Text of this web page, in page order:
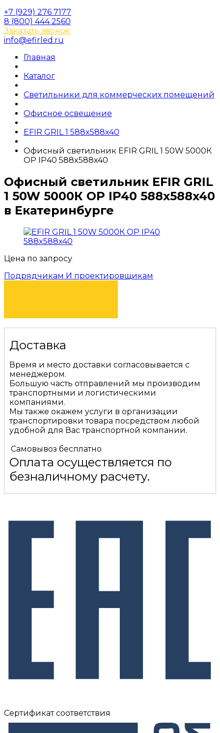
+7 (929) 276 7177
8 (800) 444 2560
Заказать звонок
info@efirled.ru
Главная
Каталог
Светильники для коммерческих помещений
Офисное освещение
EFIR GRIL 1 588x588x40
Офисный светильник EFIR GRIL 1 50W 5000К
OP IP40 588x588x40
Офисный светильник EFIR GRIL
1 50W 5000К OP IP40 588x588x40
в Екатеринбурге
Цена по запросу
Подрядчикам И проектировщикам
Доставка
Время и место доставки согласовывается с
менеджером.
Большую часть отправлений мы производим
транспортными и логистическими
компаниями.
Мы также окажем услуги в организации
транспортировки товара посредством любой
удобной для Вас транспортной компании.
Самовывоз бесплатно
Оплата осуществляется по
безналичному расчету.
Сертификат соответствия